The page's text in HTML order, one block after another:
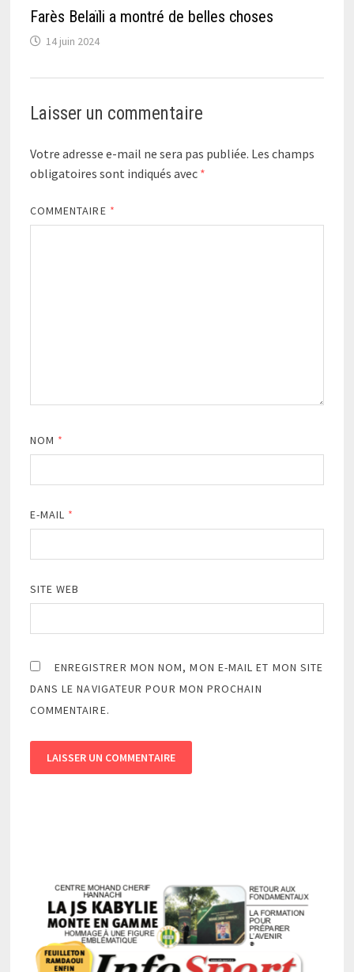
Farès Belaïli a montré de belles choses
14 juin 2024
Laisser un commentaire
Votre adresse e-mail ne sera pas publiée. Les champs
obligatoires sont indiqués avec *
COMMENTAIRE *
NOM *
E-MAIL *
SITE WEB
ENREGISTRER MON NOM, MON E-MAIL ET MON SITE
DANS LE NAVIGATEUR POUR MON PROCHAIN
COMMENTAIRE.